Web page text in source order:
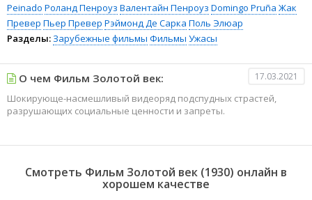
Peinado Роланд Пенроуз Валентайн Пенроуз Domingo Pruña Жак
Превер Пьер Превер Рэймонд Де Сарка Поль Элюар
Разделы: Зарубежные фильмы Фильмы Ужасы
О чем Фильм Золотой век: 17.03.2021
Шокирующе-насмешливый видеоряд подспудных страстей,
разрушающих социальные ценности и запреты.
Смотреть Фильм Золотой век (1930) онлайн в
хорошем качестве